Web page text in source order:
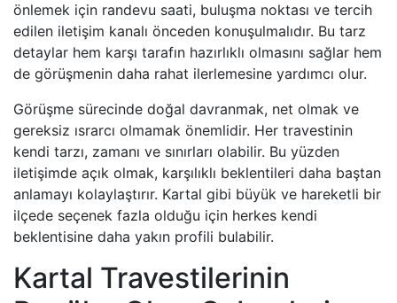
önlemek için randevu saati, buluşma noktası ve tercih
edilen iletişim kanalı önceden konuşulmalıdır. Bu tarz
detaylar hem karşı tarafın hazırlıklı olmasını sağlar hem
de görüşmenin daha rahat ilerlemesine yardımcı olur.
Görüşme sürecinde doğal davranmak, net olmak ve
gereksiz ısrarcı olmamak önemlidir. Her travestinin
kendi tarzı, zamanı ve sınırları olabilir. Bu yüzden
iletişimde açık olmak, karşılıklı beklentileri daha baştan
anlamayı kolaylaştırır. Kartal gibi büyük ve hareketli bir
ilçede seçenek fazla olduğu için herkes kendi
beklentisine daha yakın profili bulabilir.
Kartal Travestilerinin